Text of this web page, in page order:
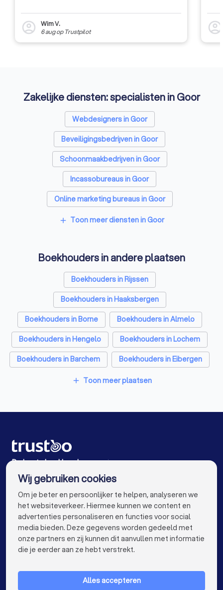
account_circle
Wim V.
6 augop Trustpilot account_circle
Zakelijke diensten: specialisten in Goor
Webdesigners in Goor
Beveiligingsbedrijven in Goor
Schoonmaakbedrijven in Goor
Incassobureaus in Goor
Online marketing bureaus in Goor
Tekstschrijvers in Goor
Vertaalbureaus in Goor
Grafisch ontwerpers in Goor
Reclamebureaus in Goor
Accountants in Goor
add Toon meer diensten in Goor
Boekhouders in andere plaatsen
Boekhouders in Rijssen
Boekhouders in Haaksbergen
Boekhouders in Borne
Boekhouders in Almelo
Boekhouders in Hengelo
Boekhouders in Lochem
Boekhouders in Barchem
Boekhouders in Eibergen
Boekhouders in Nijverdal
Boekhouders in Den Haag
Boekhouders in Utrecht
Boekhouders in Eindhoven
Boekhouders in Groningen
Boekhouders in Almere
Boekhouders in Breda
Boekhouders in Nijmegen
Boekhouders in Enschede
Boekhouders in Haarlem
Boekhouders in Amersfoort
add Toon meer plaatsen
De beste boekhouders voor jou
VOOR PARTICULIEREN keyboard_arrow_down
Wij gebruiken cookies
Om je beter en persoonlijker te helpen, analyseren we
het websiteverkeer. Hiermee kunnen we content en
advertenties personaliseren en functies voor social
media bieden. Deze gegevens worden gedeeld met
onze partners en zij kunnen dit aanvullen met informatie
die je eerder aan ze hebt verstrekt.
Alles accepteren